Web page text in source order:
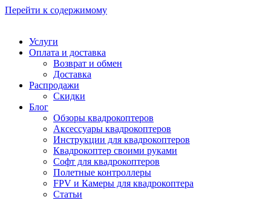
Перейти к содержимому
Услуги
Оплата и доставка
Возврат и обмен
Доставка
Распродажи
Скидки
Блог
Обзоры квадрокоптеров
Аксессуары квадрокоптеров
Инструкции для квадрокоптеров
Квадрокоптер своими руками
Софт для квадрокоптеров
Полетные контроллеры
FPV и Камеры для квадрокоптера
Статьи